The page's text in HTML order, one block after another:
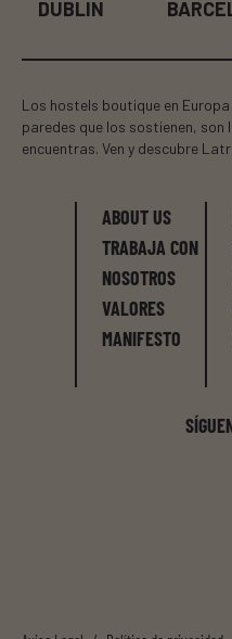
BARCELONA
Los hostels boutique en
paredes que los sostienen, son
encuentras. Ven y descubre
ABOUT US
TRABAJA CON
NOSOTROS
VALORES
MANIFESTO